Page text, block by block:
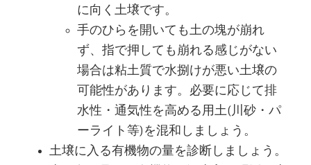
に向く土壌です。
手のひらを開いても土の塊が崩れ
ず、指で押しても崩れる感じがない
場合は粘土質で水捌けが悪い土壌の
可能性があります。必要に応じて排
水性・通気性を高める用土(川砂・パ
ーライト等)を混和しましょう。
土壌に入る有機物の量を診断しましょう。